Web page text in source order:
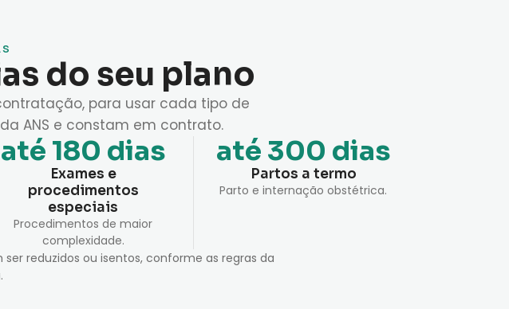
do seu plano
para usar cada tipo de
ANS e constam em contrato.
Exames e
procedimentos
especiais
até 180 dias
Procedimentos de maior
complexidade.
Partos a termo
até 300 dias
Parto e internação obstétrica.
reduzidos ou isentos, conforme as regras da